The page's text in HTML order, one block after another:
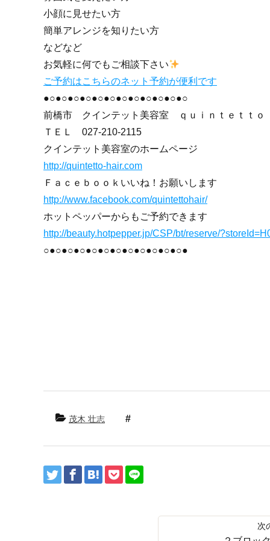
小顔に見せたい方
簡単アレンジを知りたい方
などなど
お気軽に何でもご相談下さい
ご予約はこちらのネット予約が便利です
●○●○●○●○●○●○●○●○●○●○●○●○
前橋市 クインテット美容室 ｑｕｉｎｔｅｔｔｏ
ＴＥＬ 027-210-2115
クインテット美容室のホームページ
http://quintetto-hair.com
Ｆａｃｅｂｏｏｋいいね！お願いします
http://www.facebook.com/quintettohair/
ホットペッパーからもご予約できます
http://beauty.hotpepper.jp/CSP/bt/reserve/
○●○●○●○●○●○●○●○●○●○●○●○●
茂木 壮志